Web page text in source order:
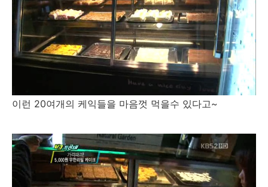
이런 20여개의 케익들을 마음껏 먹을수 있다고~